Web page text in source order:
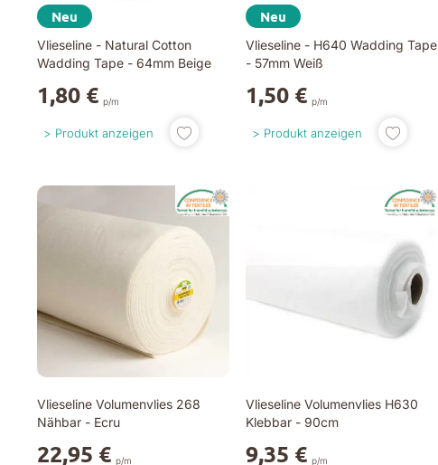
Neu
Vlieseline - Natural Cotton
Wadding Tape - 64mm Beige
1,80 € p/m
Produkt anzeigen
Neu
Vlieseline - H640 Wadding Tape
- 57mm Weiß
1,50 € p/m
Produkt anzeigen
Vlieseline Volumenvlies 268
Nähbar - Ecru
22,95 € p/m
Vlieseline Volumenvlies H630
Klebbar - 90cm
9,35 € p/m